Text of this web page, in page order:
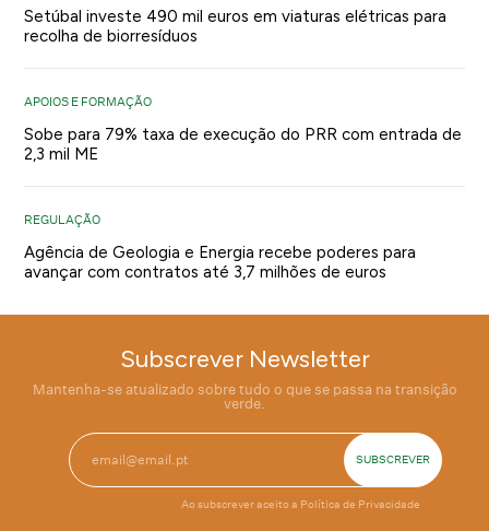
Setúbal investe 490 mil euros em viaturas elétricas para
recolha de biorresíduos
APOIOS E FORMAÇÃO
Sobe para 79% taxa de execução do PRR com entrada de
2,3 mil ME
REGULAÇÃO
Agência de Geologia e Energia recebe poderes para
avançar com contratos até 3,7 milhões de euros
Subscrever Newsletter
Mantenha-se atualizado sobre tudo o que se passa na transição
verde.
Ao subscrever aceito a Política de Privacidade